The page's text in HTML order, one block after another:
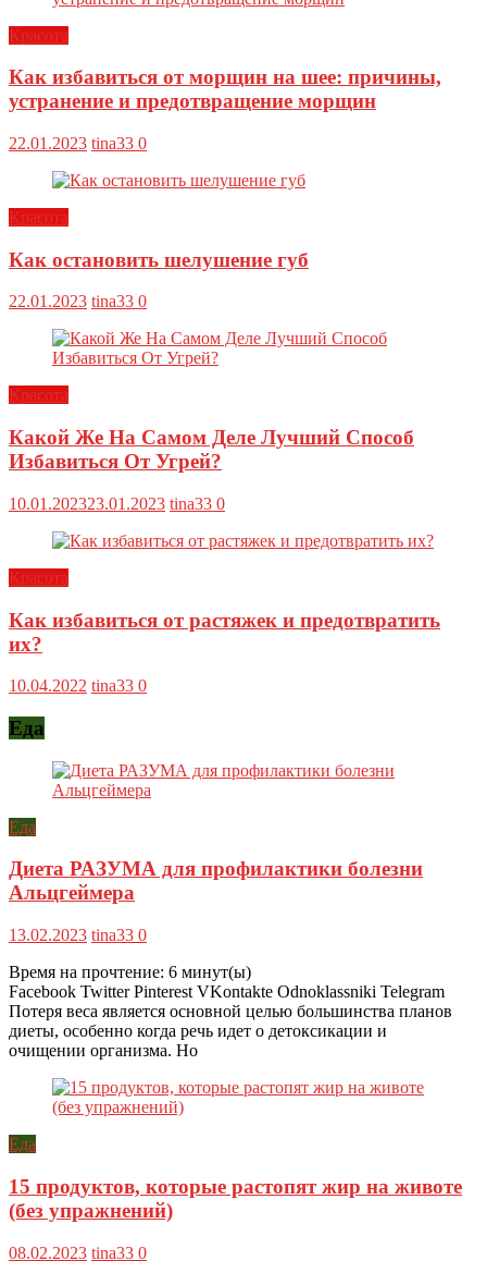
Красота
Как избавиться от морщин на шее: причины,
устранение и предотвращение морщин
22.01.2023 tina33 0
Красота
Как остановить шелушение губ
22.01.2023 tina33 0
Красота
Какой Же На Самом Деле Лучший Способ
Избавиться От Угрей?
10.01.202323.01.2023 tina33 0
Красота
Как избавиться от растяжек и предотвратить
их?
10.04.2022 tina33 0
Еда
Еда
Диета РАЗУМА для профилактики болезни
Альцгеймера
13.02.2023 tina33 0
Время на прочтение: 6 минут(ы)
Facebook Twitter Pinterest VKontakte Odnoklassniki Telegram
Потеря веса является основной целью большинства планов
диеты, особенно когда речь идет о детоксикации и
очищении организма. Но
Еда
15 продуктов, которые растопят жир на животе
(без упражнений)
08.02.2023 tina33 0